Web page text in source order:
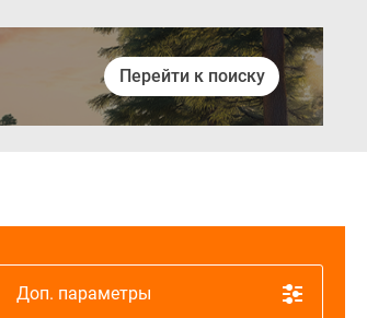
Перейти к поиску
Доп. параметры